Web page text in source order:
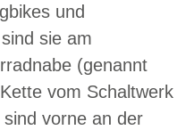
und
sie am
(genannt
vom Schaltwerk
vorne an der